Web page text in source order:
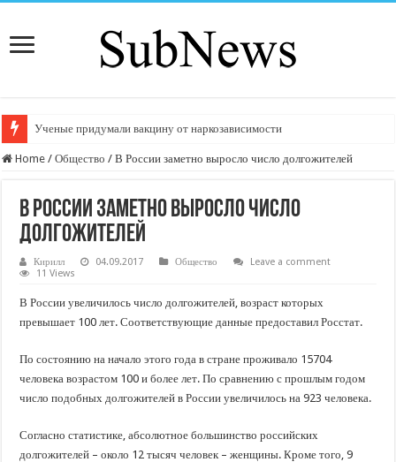
Ученые придумали вакцину от наркозависимости
Home / Общество / В России заметно выросло число долгожителей
В России заметно выросло число
долгожителей
Кирилл 04.09.2017 Общество
Leave a comment
11 Views
В России увеличилось число долгожителей, возраст которых
превышает 100 лет. Соответствующие данные предоставил Росстат.
По состоянию на начало этого года в стране проживало 15704
человека возрастом 100 и более лет. По сравнению с прошлым годом
число подобных долгожителей в России увеличилось на 923 человека.
Согласно статистике, абсолютное большинство российских
долгожителей – около 12 тысяч человек – женщины. Кроме того, 9